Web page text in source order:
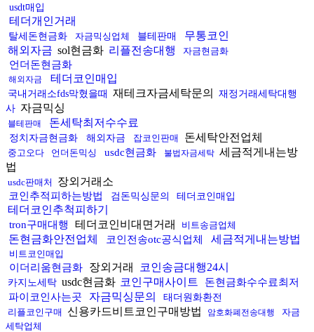
usdt매입
테더개인거래
탈세돈현금화 자금믹싱업체 블테판매
무통코인
해외자금 sol현금화 리플전송대행 자금현금화
언더돈현금화
해외자금 테더코인매입
국내거래소fds막혔을때 재테크자금세탁문의
재정거래세탁대행
사 자금믹싱
블테판매 돈세탁최저수수료
정치자금현금화 해외자금 잡코인판매 돈세탁안전업체
중고오다 언더돈믹싱 usdc현금화 불법자금세탁 세금적게내는방
법
usdc판매처 장외거래소
코인추적피하는방법 검돈믹싱문의 테더코인매입
테더코인추척피하기
tron구매대행 테더코인비대면거래 비트송금업체
돈현금화안전업체 코인전송otc공식업체 세금적게내는방법
비트코인매입
이더리움현금화 장외거래 코인송금대행24시
카지노세탁 usdc현금화 코인구매사이트
돈현금화수수료최저
파이코인사는곳
자금믹싱문의
태더원화환전
리플코인구매
신용카드비트코인구매방법 암호화폐전송대행
자금
세탁업체